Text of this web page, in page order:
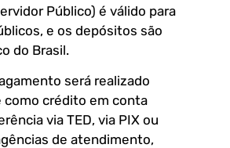
Público) é válido para
e os depósitos são
do Brasil.
será realizado
crédito em conta
via TED, via PIX ou
de atendimento,